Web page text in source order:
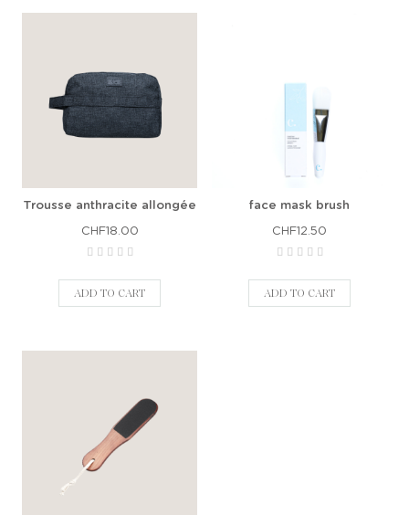
Trousse anthracite allongée
CHF18.00
ADD TO CART
face mask brush
CHF12.50
ADD TO CART